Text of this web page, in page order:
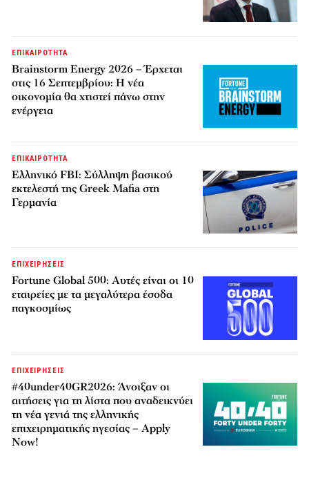
ΕΠΙΚΑΙΡΟΤΗΤΑ
Brainstorm Energy 2026 – Έρχεται
στις 16 Σεπτεμβρίου: Η νέα
οικονομία θα χτιστεί πάνω στην
ενέργεια
ΕΠΙΚΑΙΡΟΤΗΤΑ
Ελληνικό FBI: Σύλληψη βασικού
εκτελεστή της Greek Mafia στη
Γερμανία
ΕΠΙΧΕΙΡΗΣΕΙΣ
Fortune Global 500: Αυτές είναι οι 10
εταιρείες με τα μεγαλύτερα έσοδα
παγκοσμίως
ΕΠΙΧΕΙΡΗΣΕΙΣ
#40under40GR2026: Άνοιξαν οι
αιτήσεις για τη λίστα που αναδεικνύει
τη νέα γενιά της ελληνικής
επιχειρηματικής ηγεσίας – Apply
Now!